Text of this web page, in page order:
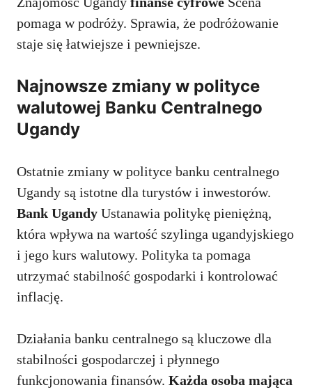
pomaga w podróży. Sprawia, że podróżowanie
staje się łatwiejsze i pewniejsze.
Najnowsze zmiany w polityce
walutowej Banku Centralnego
Ugandy
Ostatnie zmiany w polityce banku centralnego
Ugandy są istotne dla turystów i inwestorów.
Bank Ugandy Ustanawia politykę pieniężną,
która wpływa na wartość szylinga ugandyjskiego
i jego kurs walutowy. Polityka ta pomaga
utrzymać stabilność gospodarki i kontrolować
inflację.
Działania banku centralnego są kluczowe dla
stabilności gospodarczej i płynnego
funkcjonowania finansów. Każda osoba mająca